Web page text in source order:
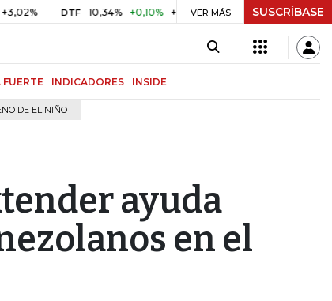
DTF 10,34% +0,10% +0,98% UVR $ 416,86 +$ 0,05
VER MÁS SUSCRÍBASE
FUERTE INDICADORES INSIDE
DE EL NIÑO
ayuda
en el